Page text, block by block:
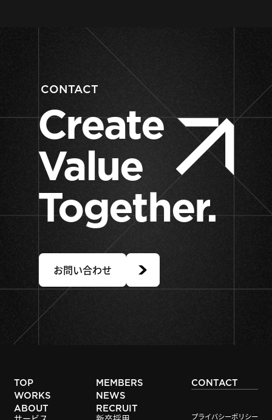
CONTACT
Create
Value
Together.
お問い合わせ
TOP
WORKS
ABOUT
MEMBERS
NEWS
RECRUIT
CONTACT
プライバシーポリシー